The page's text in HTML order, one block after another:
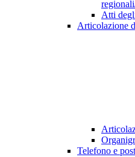
Atti
Articolazione
Telefono e